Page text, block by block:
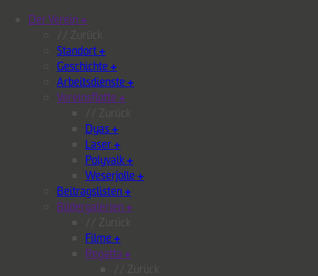
Der Verein+
Standort+
Geschichte+
Arbeitsdienste+
Vereinsflotte +
Dyas+
Laser+
Polyvalk+
Weserjolle+
Beitragslisten+
Bildergalerien+
Filme+
Regatta +